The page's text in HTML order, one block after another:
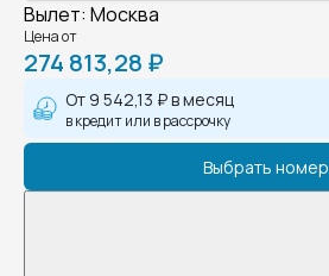
Вылет: Москва
Цена от
274 813,28 ₽
От 9 542,13 ₽в месяц
в кредит или в рассрочку
Выбрать номер